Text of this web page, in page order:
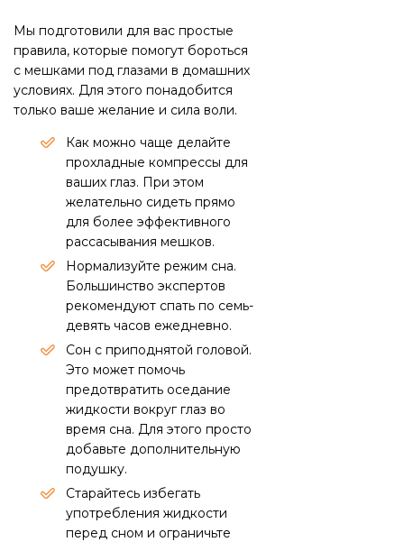
Мы подготовили для вас простые
правила, которые помогут бороться
с мешками под глазами в домашних
условиях. Для этого понадобится
только ваше желание и сила воли.
Как можно чаще делайте
прохладные компрессы для
ваших глаз. При этом
желательно сидеть прямо
для более эффективного
рассасывания мешков.
Нормализуйте режим сна.
Большинство экспертов
рекомендуют спать по семь-
девять часов ежедневно.
Сон с приподнятой головой.
Это может помочь
предотвратить оседание
жидкости вокруг глаз во
время сна. Для этого просто
добавьте дополнительную
подушку.
Старайтесь избегать
употребления жидкости
перед сном и ограничьте